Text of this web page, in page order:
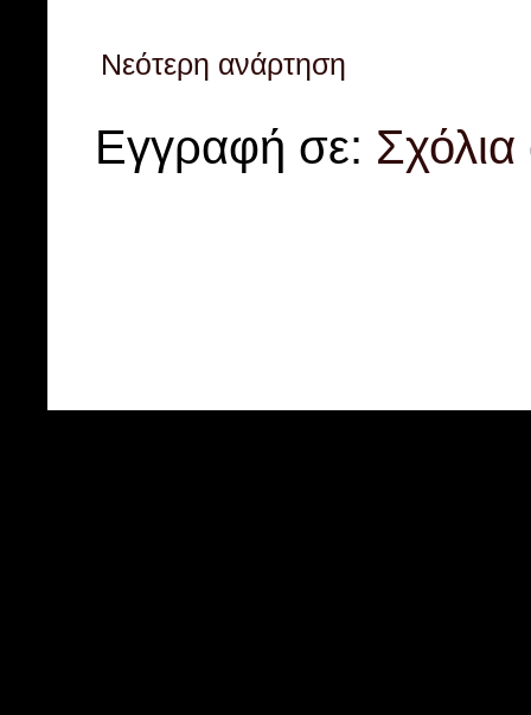
Νεότερη ανάρτηση
Εγγραφή σε: